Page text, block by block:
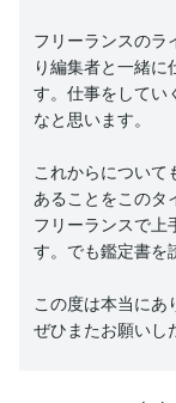
フリーランスのラ
り編集者と一緒
す。仕事をしてい
なと思います。
これからについ
あることをこのタ
フリーランスで上
す。でも鑑定書を
この度は本当にあ
ぜひまたお願いし